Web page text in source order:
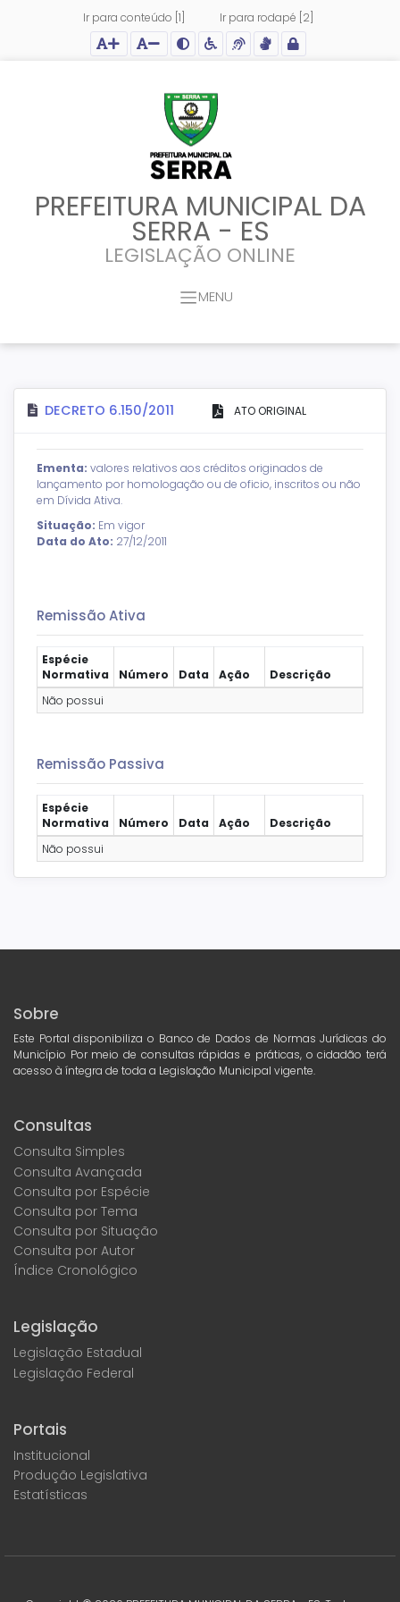
Ir para conteúdo [1] Ir para rodapé [2]
Ação para aumentar tamanho da fonte do site
Ação para diminuir tamanho da fonte do site
Ação para aplicar auto contraste no site
Acessar página sobre acessibilidade do site
Acessar página sobre NVDA - Leitor de Tela
Acessar página sobre VLibras - Tradutor de
Acessar Intranet
PREFEITURA MUNICIPAL DA
SERRA - ES
LEGISLAÇÃO ONLINE
MENU
DECRETO 6.150/2011 ATO ORIGINAL
Ementa: valores relativos aos créditos originados de
lançamento por homologação ou de oficio, inscritos ou não
em Dívida Ativa.
Situação: Em vigor
Data do Ato: 27/12/2011
Remissão Ativa
Espécie
Normativa
Número Data Ação
Descrição
Não possui
Remissão Passiva
Espécie
Normativa
Número Data Ação
Descrição
Não possui
Sobre
Este Portal disponibiliza o Banco de Dados de Normas Jurídicas do
Município Por meio de consultas rápidas e práticas, o cidadão terá
acesso à íntegra de toda a Legislação Municipal vigente.
Consultas
Consulta Simples
Consulta Avançada
Consulta por Espécie
Consulta por Tema
Consulta por Situação
Consulta por Autor
Índice Cronológico
Legislação
Legislação Estadual
Legislação Federal
Portais
Institucional
Produção Legislativa
Estatísticas